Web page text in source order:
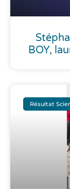
BOY,
Résultat